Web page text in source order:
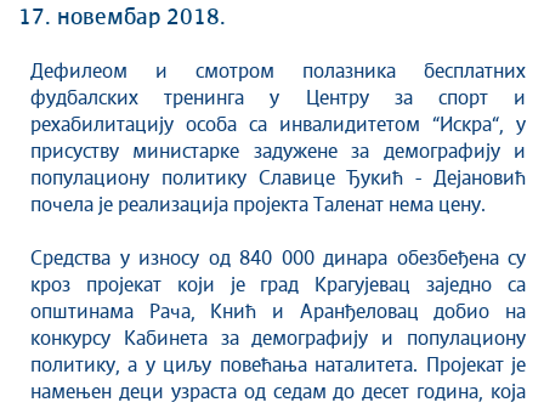
Односи са јавношћу
Здравство
Социјална заштита
Спорт
Седнице Градског већа
Седнице Скупштине
Туризам
Крагујевац - Град у парку
Екологија
Млади у локалној самоуправи
НВО
17. новембар 2018.
Дефилеом и смотром полазника бесплатних
фудбалских тренинга у Центру за спорт и
рехабилитацију особа са инвалидитетом “Искра“, у
присуству министарке задужене за демографију и
популациону политику Славице Ђукић - Дејановић
почела је реализација пројекта Таленат нема цену.
Средства у износу од 840 000 динара обезбеђена су
кроз пројекат који је град Крагујевац заједно са
општинама Рача, Кнић и Аранђеловац добио на
конкурсу Кабинета за демографију и популациону
политику, а у циљу повећања наталитета. Пројекат је
намењен деци узраста од седам до десет година, која